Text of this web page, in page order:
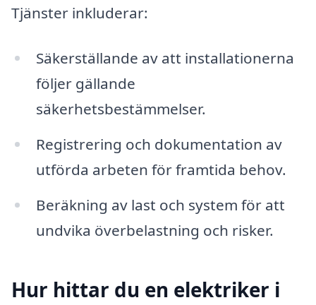
Tjänster inkluderar:
Säkerställande av att installationerna
följer gällande
säkerhetsbestämmelser.
Registrering och dokumentation av
utförda arbeten för framtida behov.
Beräkning av last och system för att
undvika överbelastning och risker.
Hur hittar du en elektriker i